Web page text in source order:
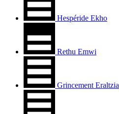
Hespéride Ekho
Rethu Emwi
Grincement Eraltzia